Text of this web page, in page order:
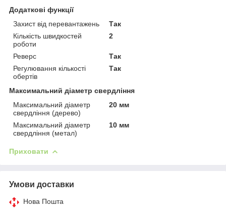
Додаткові функції
Захист від перевантажень
Так
Кількість швидкостей
роботи
2
Реверс
Так
Регулювання кількості
обертів
Так
Максимальний діаметр свердління
Максимальний діаметр
свердління (дерево)
20 мм
Максимальний діаметр
свердління (метал)
10 мм
Приховати
Умови доставки
Нова Пошта